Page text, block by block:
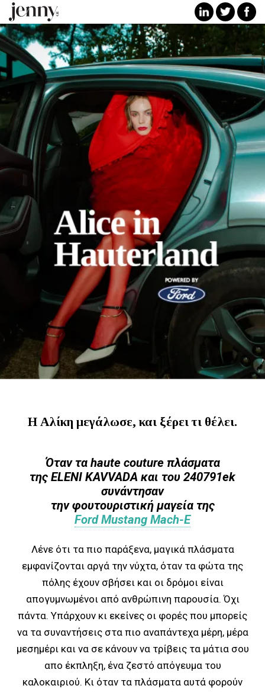
Η Αλίκη μεγάλωσε, και ξέρει τι θέλει.
Όταν τα haute couture πλάσματα
της ΕLENI KAVVADA και του 240791ek
συνάντησαν
την φουτουριστική μαγεία της
Ford Mustang Mach-E
Λένε ότι τα πιο παράξενα, μαγικά πλάσματα
εμφανίζονται αργά την νύχτα, όταν τα φώτα της
πόλης έχουν σβήσει και οι δρόμοι είναι
απογυμνωμένοι από ανθρώπινη παρουσία. Όχι
πάντα. Υπάρχουν κι εκείνες οι φορές που μπορείς
να τα συναντήσεις στα πιο αναπάντεχα μέρη, μέρα
μεσημέρι και να σε κάνουν να τρίβεις τα μάτια σου
απο έκπληξη, ένα ζεστό απόγευμα του
καλοκαιριού. Κι όταν τα πλάσματα αυτά φορούν